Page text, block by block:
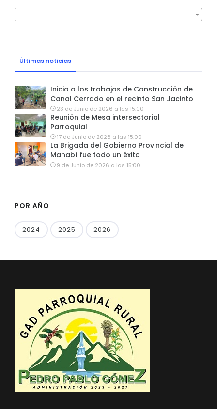
Últimas noticias
Inicio a los trabajos de Construcción de
Canal Cerrado en el recinto San Jacinto
23 de Junio de 2026 a las 15:00
Reunión de Mesa intersectorial
Parroquial
17 de Junio de 2026 a las 15:00
La Brigada del Gobierno Provincial de
Manabí fue todo un éxito
9 de Junio de 2026 a las 15:00
POR AÑO
2024 2025 2026
-